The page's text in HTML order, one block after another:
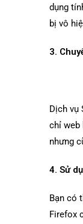
dụng
bị vô
3.
Dịch vụ
chỉ web
nhưng
4. Sử
Bạn có
Firefox